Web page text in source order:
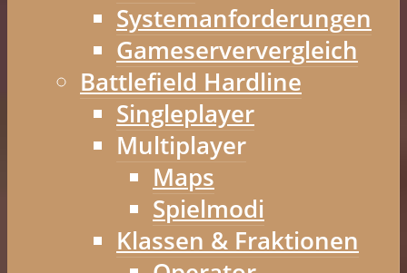
Systemanforderungen
Gameserververgleich
Battlefield Hardline
Singleplayer
Multiplayer
Maps
Spielmodi
Klassen & Fraktionen